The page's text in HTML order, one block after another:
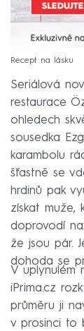
Recept na lásku
Seriálová
restaurace
ohledech
sousedka
karambolu
šťastně se
hrdinů pak
získat muže,
doprovodí
že jsou pár.
dohoda se
V uplynulém
iPrima.cz
průměru ji
v prosinci to